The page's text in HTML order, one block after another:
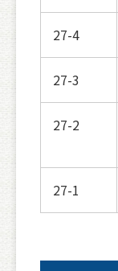
27-4
27-3
27-2
27-1